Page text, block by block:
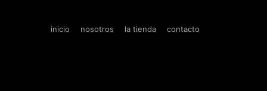
inicio nosotros la tienda contacto